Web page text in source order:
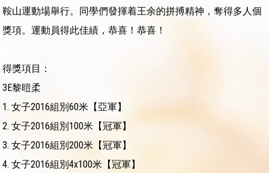
鞍山運動場舉行。同學們發揮着王余的拼搏精神，奪得多人個
獎項。運動員得此佳績，恭喜！恭喜！
得獎項目：
3E黎暟柔
1. 女子2016組別60米【亞軍】
2. 女子2016組別100米【冠軍】
3. 女子2016組別200米【冠軍】
4. 女子2016組別4x100米【冠軍】